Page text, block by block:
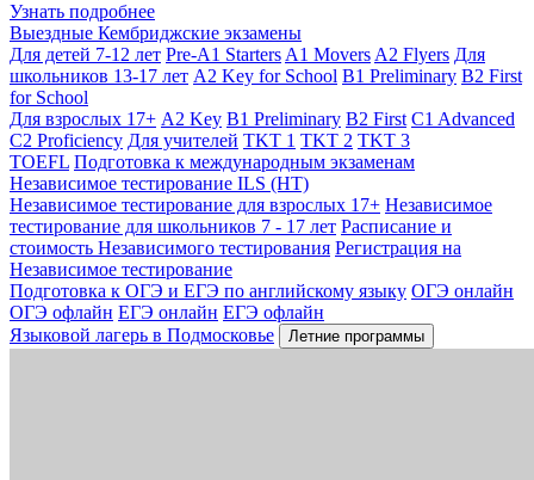
Узнать подробнее
Выездные Кембриджские экзамены
Для детей 7-12 лет Pre-A1 Starters A1 Movers A2 Flyers Для
школьников 13-17 лет A2 Key for School B1 Preliminary B2 First
for School
Для взрослых 17+ A2 Key B1 Preliminary B2 First C1 Advanced
C2 Proficiency Для учителей TKT 1 TKT 2 TKT 3
TOEFL Подготовка к международным экзаменам
Независимое тестирование ILS (НТ)
Независимое тестирование для взрослых 17+ Независимое
тестирование для школьников 7 - 17 лет Расписание и
стоимость Независимого тестирования Регистрация на
Независимое тестирование
Подготовка к ОГЭ и ЕГЭ по английскому языку ОГЭ онлайн
ОГЭ офлайн ЕГЭ онлайн ЕГЭ офлайн
Языковой лагерь в Подмосковье
Летние программы